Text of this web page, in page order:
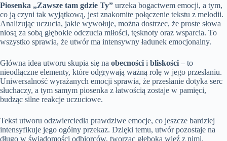
Piosenka „Zawsze tam gdzie Ty” urzeka bogactwem emocji, a tym,
co ją czyni tak wyjątkową, jest znakomite połączenie tekstu z melodii.
Analizując uczucia, jakie wywołuje, można dostrzec, że proste słowa
niosą za sobą głębokie odczucia miłości, tęsknoty oraz wsparcia. To
wszystko sprawia, że utwór ma intensywny ładunek emocjonalny.
Główna idea utworu skupia się na obecności i bliskości – to
nieodłączne elementy, które odgrywają ważną rolę w jego przesłaniu.
Uniwersalność wyrażanych emocji sprawia, że przesłanie dotyka serc
słuchaczy, a tym samym piosenka z łatwością zostaje w pamięci,
budząc silne reakcje uczuciowe.
Tekst utworu odzwierciedla prawdziwe emocje, co jeszcze bardziej
intensyfikuje jego ogólny przekaz. Dzięki temu, utwór pozostaje na
długo w świadomości odbiorców, tworząc głęboką więź z nimi.